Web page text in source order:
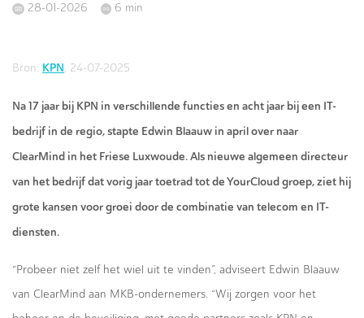
28-01-2026 6 min
Bron: KPN, 24-07-2025
Na 17 jaar bij KPN in verschillende functies en acht jaar bij een IT-
bedrijf in de regio, stapte Edwin Blaauw in april over naar
ClearMind in het Friese Luxwoude. Als nieuwe algemeen directeur
van het bedrijf dat vorig jaar toetrad tot de YourCloud groep, ziet hij
grote kansen voor groei door de combinatie van telecom en IT-
diensten.
“Probeer niet zelf het wiel uit te vinden”, adviseert Edwin Blaauw
van ClearMind aan MKB-ondernemers. “Wij zorgen voor het